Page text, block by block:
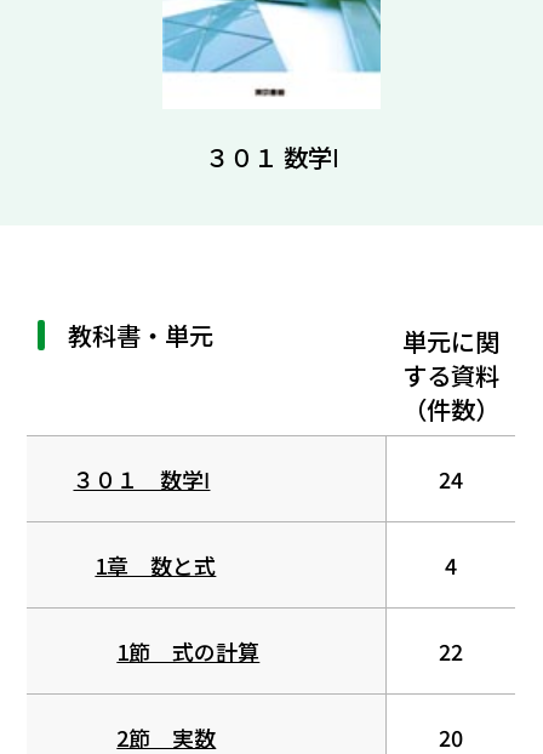
３０１ 数学Ⅰ
教科書・単元
単元に関
する資料
（件数）
３０１ 数学Ⅰ 24
1章 数と式 4
1節 式の計算 22
2節 実数 20